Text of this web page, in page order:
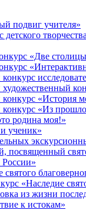
подвиг учителя»
«Две
«История
«Из
родина моя!»
ученик»
посвященный
«Наследие
из жизни
к истокам»